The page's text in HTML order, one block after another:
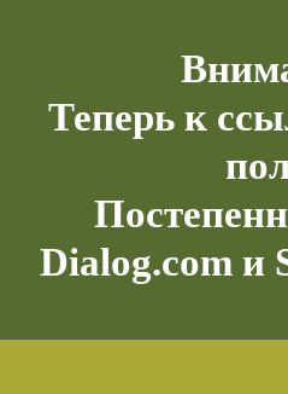
Теперь к
Dialog.com и